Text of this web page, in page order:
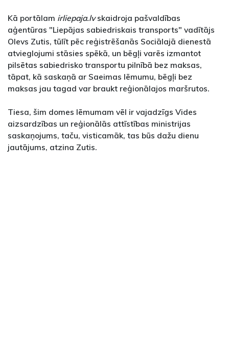
Kā portālam irliepaja.lvskaidroja pašvaldības
aģentūras "Liepājas sabiedriskais transports" vadītājs
Olevs Zutis, tūlīt pēc reģistrēšanās Sociālajā dienestā
atvieglojumi stāsies spēkā, un bēgļi varēs izmantot
pilsētas sabiedrisko transportu pilnībā bez maksas,
tāpat, kā saskaņā ar Saeimas lēmumu, bēgļi bez
maksas jau tagad var braukt reģionālajos maršrutos.
Tiesa, šim domes lēmumam vēl ir vajadzīgs Vides
aizsardzības un reģionālās attīstības ministrijas
saskaņojums, taču, visticamāk, tas būs dažu dienu
jautājums, atzina Zutis.